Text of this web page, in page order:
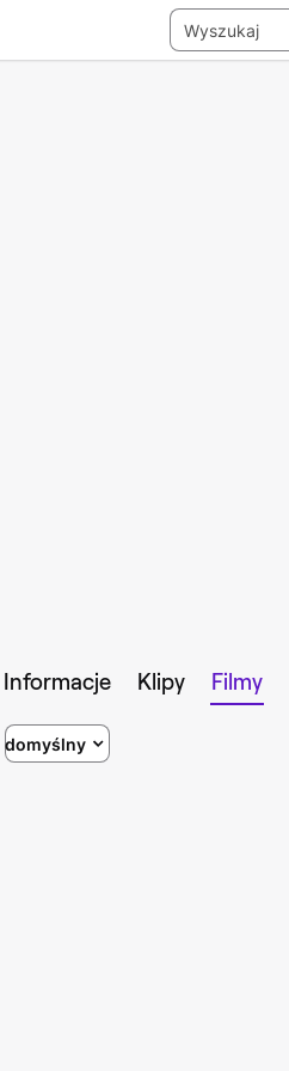
Informacje Klipy Filmy
domyślny